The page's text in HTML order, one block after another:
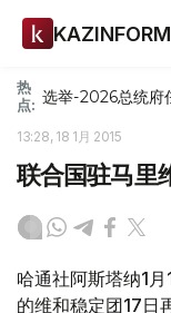
KAZINFORM
热
点: 选举-2026总统府
13:28, 18 1月 2015
联合国驻马里
哈通社阿斯塔纳1
的维和稳定团17日